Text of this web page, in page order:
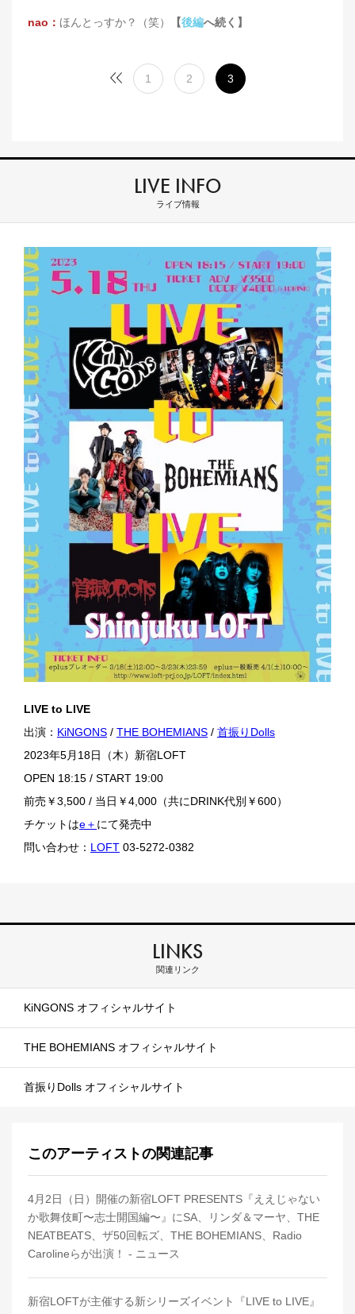
nao： ほんとっすか？（笑） 【後編へ続く】
1 2 3
LIVE INFO
ライブ情報
LIVE to LIVE
出演： KiNGONS / THE BOHEMIANS / 首振りDolls
2023年5月18日（木）新宿LOFT
OPEN 18:15 / START 19:00
前売￥3,500 / 当日￥4,000（共にDRINK代別￥600）
チケットはe＋ にて発売中
問い合わせ： LOFT 03-5272-0382
LINKS
関連リンク
KiNGONS オフィシャルサイト
THE BOHEMIANS オフィシャルサイト
首振りDolls オフィシャルサイト
このアーティストの関連記事
4月2日（日）開催の新宿LOFT PRESENTS『ええじゃない
か歌舞伎町〜志士開国編〜』にSA、リンダ＆マーヤ、THE
NEATBEATS、ザ50回転ズ、THE BOHEMIANS、Radio
Carolineらが出演！ - ニュース
新宿LOFTが主催する新シリーズイベント『LIVE to LIVE』